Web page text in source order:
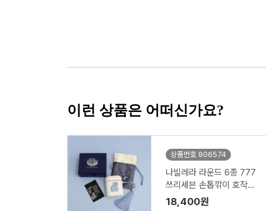
이런 상품은 어떠신가요?
상품번호 806574
나빌레라 라운드 6종 777
쓰리세븐 손톱깎이 호작도
까치호랑이 네일케어세트
18,400원